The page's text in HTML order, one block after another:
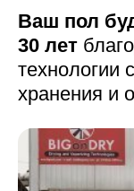
Ваш пол
30 лет
технологии
хранения и